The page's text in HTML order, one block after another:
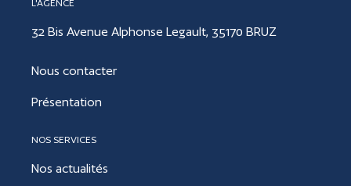
L'AGENCE
32 Bis Avenue Alphonse Legault, 35170 BRUZ
Nous contacter
Présentation
NOS SERVICES
Nos actualités